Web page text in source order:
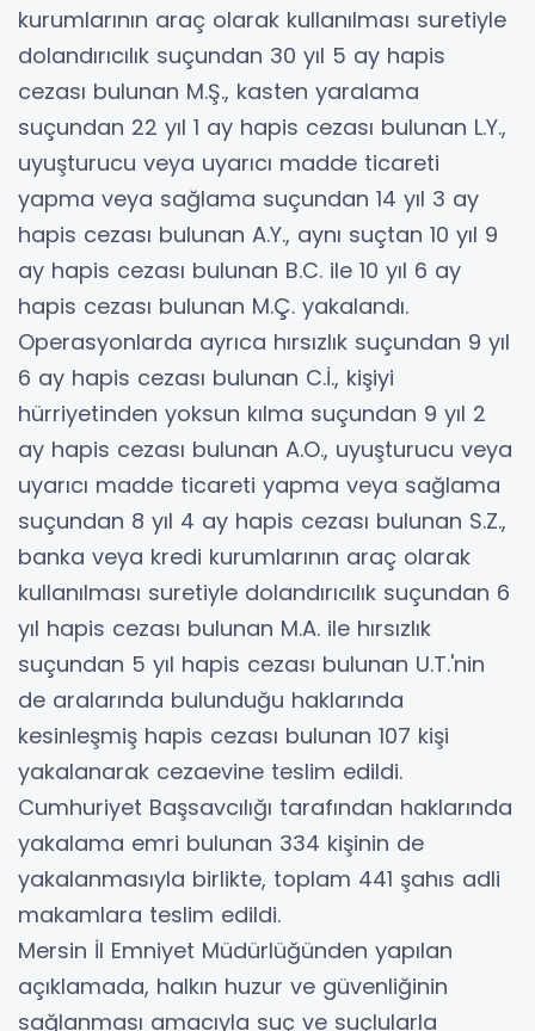
kurumlarının araç olarak kullanılması suretiyle
dolandırıcılık suçundan 30 yıl 5 ay hapis
cezası bulunan M.Ş., kasten yaralama
suçundan 22 yıl 1 ay hapis cezası bulunan L.Y.,
uyuşturucu veya uyarıcı madde ticareti
yapma veya sağlama suçundan 14 yıl 3 ay
hapis cezası bulunan A.Y., aynı suçtan 10 yıl 9
ay hapis cezası bulunan B.C. ile 10 yıl 6 ay
hapis cezası bulunan M.Ç. yakalandı.
Operasyonlarda ayrıca hırsızlık suçundan 9 yıl
6 ay hapis cezası bulunan C.İ., kişiyi
hürriyetinden yoksun kılma suçundan 9 yıl 2
ay hapis cezası bulunan A.O., uyuşturucu veya
uyarıcı madde ticareti yapma veya sağlama
suçundan 8 yıl 4 ay hapis cezası bulunan S.Z.,
banka veya kredi kurumlarının araç olarak
kullanılması suretiyle dolandırıcılık suçundan 6
yıl hapis cezası bulunan M.A. ile hırsızlık
suçundan 5 yıl hapis cezası bulunan U.T.'nin
de aralarında bulunduğu haklarında
kesinleşmiş hapis cezası bulunan 107 kişi
yakalanarak cezaevine teslim edildi.
Cumhuriyet Başsavcılığı tarafından haklarında
yakalama emri bulunan 334 kişinin de
yakalanmasıyla birlikte, toplam 441 şahıs adli
makamlara teslim edildi.
Mersin İl Emniyet Müdürlüğünden yapılan
açıklamada, halkın huzur ve güvenliğinin
sağlanması amacıyla suç ve suçlularla